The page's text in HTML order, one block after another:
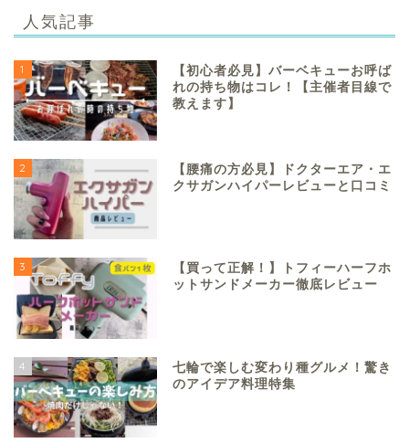
人気記事
1
【初心者必見】バーベキューお呼ば
れの持ち物はコレ！【主催者目線で
教えます】
2
【腰痛の方必見】ドクターエア・エ
クサガンハイパーレビューと口コミ
3
【買って正解！】トフィーハーフホ
ットサンドメーカー徹底レビュー
4
七輪で楽しむ変わり種グルメ！驚き
のアイデア料理特集